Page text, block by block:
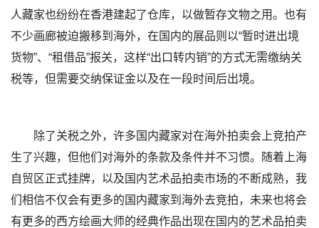
人藏家也纷纷在香港建起了仓库，以做暂存文物之用。也有
不少画廊被迫搬移到海外，在国内的展品则以“暂时进出境
货物”、“租借品”报关，这样“出口转内销”的方式无需缴纳关
税等，但需要交纳保证金以及在一段时间后出境。
除了关税之外，许多国内藏家对在海外拍卖会上竞拍产
生了兴趣，但他们对海外的条款及条件并不习惯。随着上海
自贸区正式挂牌，以及国内艺术品拍卖市场的不断成熟，我
们相信不仅会有更多的国内藏家到海外去竞拍，未来也将会
有更多的西方绘画大师的经典作品出现在国内的艺术品拍卖